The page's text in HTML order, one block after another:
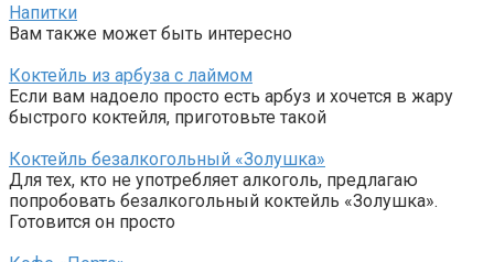
Напитки
Вам также может быть интересно
Коктейль из арбуза с лаймом
Если вам надоело просто есть арбуз и хочется в жару
быстрого коктейля, приготовьте такой
Коктейль безалкогольный «Золушка»
Для тех, кто не употребляет алкоголь, предлагаю
попробовать безалкогольный коктейль «Золушка».
Готовится он просто